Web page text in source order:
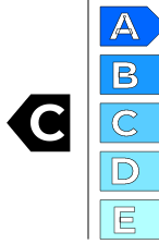
C
A
B
C
D
E